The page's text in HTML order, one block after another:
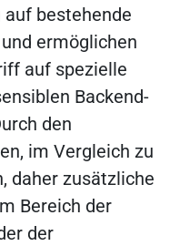
bestehende
ermöglichen
auf spezielle
Backend-
den
im Vergleich zu
daher zusätzliche
Bereich der
der